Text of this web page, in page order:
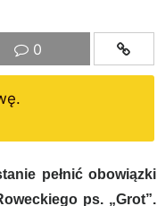
0
pełnić obowiązki
ps. „Grot”.